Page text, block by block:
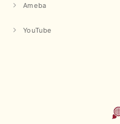
Ameba
YouTube